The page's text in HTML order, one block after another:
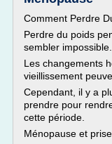
Comment Perdre
Perdre du poids
sembler impossible.
Les changements
vieillissement
Cependant, il y a
prendre pour
cette période.
Ménopause et